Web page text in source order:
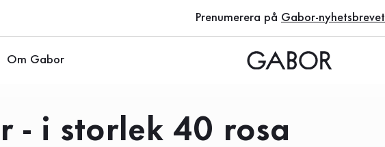
Prenumerera på Gabor-nyhetsbrevet
Om Gabor
Hållbarhet
- i storlek 40 rosa